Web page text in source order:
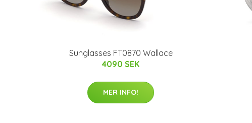
Sunglasses FT0870 Wallace
4090 SEK
MER INFO!